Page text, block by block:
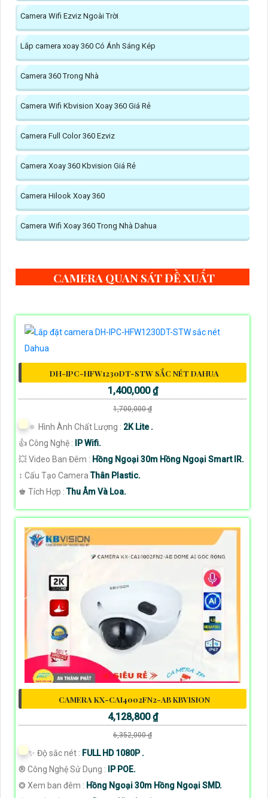
Camera Wifi Ezviz Ngoài Trời
Lắp camera xoay 360 Có Ánh Sáng Kép
Camera 360 Trong Nhà
Camera Wifi Kbvision Xoay 360 Giá Rẻ
Camera Full Color 360 Ezviz
Camera Xoay 360 Kbvision Giá Rẻ
Camera Hilook Xoay 360
Camera Wifi Xoay 360 Trong Nhà Dahua
CAMERA QUAN SÁT ĐỀ XUẤT
DH-IPC-HFW1230DT-STW SẮC NÉT DAHUA
1,400,000 ₫
1,700,000 ₫
🔅 Hình Ành Chất Lượng : 2K Lite .
👍 Công Nghệ :
IP Wifi.
💥 Video Ban Đêm : Hồng Ngoại 30m Hồng Ngoại Smart IR.
↕️ Cấu Tạo CameraThân Plastic.
️♚ Tích Hợp :Thu Âm Và Loa.
CAMERA KX-CAI4002FN2-AB KBVISION
4,128,800 ₫
6,352,000 ₫
✨ Độ sắc nét : FULL HD 1080P .
®️ Công Nghệ Sử Dụng :
IP POE.
❂ Xem ban đêm : Hồng Ngoại 30m Hồng Ngoại SMD.